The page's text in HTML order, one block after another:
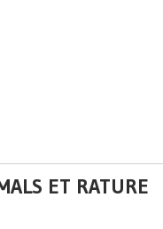
ET RATURE